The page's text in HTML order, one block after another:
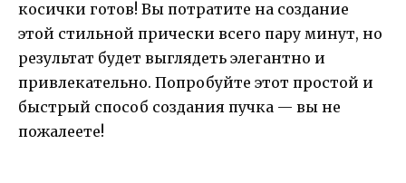
косички готов! Вы потратите на создание
этой стильной прически всего пару минут, но
результат будет выглядеть элегантно и
привлекательно. Попробуйте этот простой и
быстрый способ создания пучка — вы не
пожалеете!